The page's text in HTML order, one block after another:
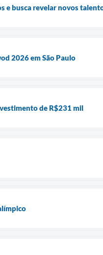
busca revelar novos
2026 em São Paulo
de R$231 mil